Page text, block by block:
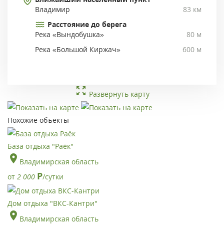
Владимир
83 км
Расстояние до берега
Река «Вындобушка»
80 м
Река «Большой Киржач»
600 м
Развернуть карту
Похожие объекты
База отдыха "Раёк"
Владимирская область
от 2 000 Р/сутки
Дом отдыха "ВКС-Кантри"
Владимирская область